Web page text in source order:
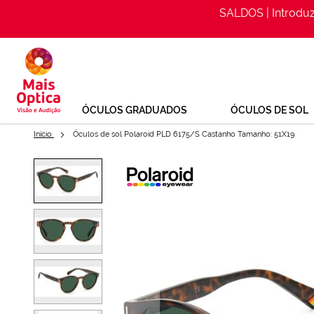
SALDOS |
ÓCULOS GRADUADOS ÓCULOS DE SOL
Início Óculos de sol Polaroid PLD 6175/S Castanho Tamanho: 51X19
Óculos de sol Polaroid PLD
para
da
Galeria
de